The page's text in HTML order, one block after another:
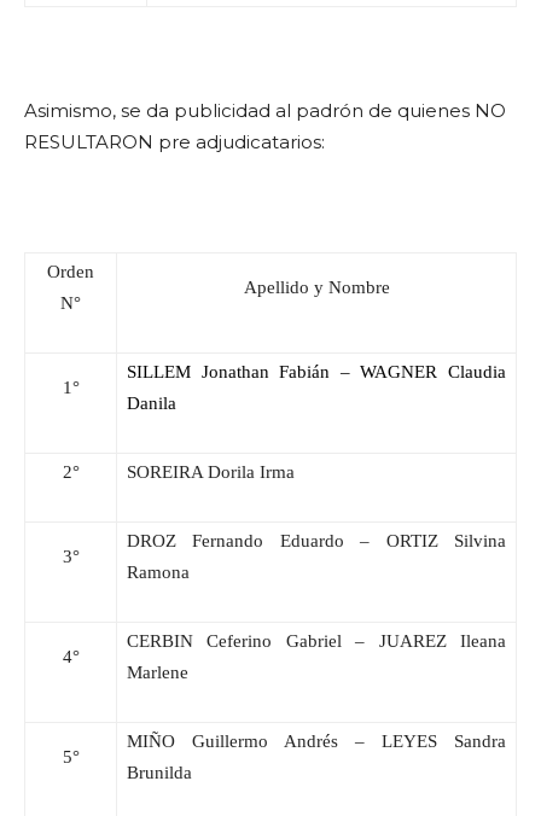
Asimismo, se da publicidad al padrón de quienes NO
RESULTARON pre adjudicatarios:
Orden
N°
Apellido y Nombre
1°
SILLEM Jonathan Fabián – WAGNER Claudia
Danila
2° SOREIRA Dorila Irma
3°
DROZ Fernando Eduardo – ORTIZ Silvina
Ramona
4°
CERBIN Ceferino Gabriel – JUAREZ Ileana
Marlene
5°
MIÑO Guillermo Andrés – LEYES Sandra
Brunilda